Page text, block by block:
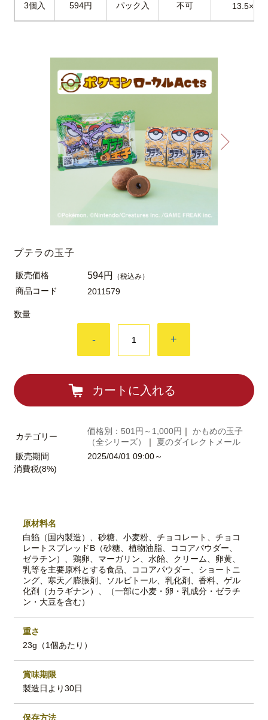
3個入 594円 パック入 不可 13.5×9×4
プテラの玉子
販売価格 594円 （税込み）
商品コード 2011579
数量
- +
カートに入れる
カテゴリー
価格別：501円～1,000円 ｜かもめの玉子
（全シリーズ）
｜ 夏のダイレクトメール
販売期間
2025/04/01 09:00～
消費税(8%)
原材料名
白餡（国内製造）、砂糖、小麦粉、チョコレート、チョコ
レートスプレッドB（砂糖、植物油脂、ココアパウダー、
ゼラチン）、鶏卵、マーガリン、水飴、クリーム、卵黄、
乳等を主要原料とする食品、ココアパウダー、ショートニ
ング、寒天／膨脹剤、ソルビトール、乳化剤、香料、ゲル
化剤（カラギナン）、（一部に小麦・卵・乳成分・ゼラチ
ン・大豆を含む）
重さ
23g（1個あたり）
賞味期限
製造日より30日
保存方法